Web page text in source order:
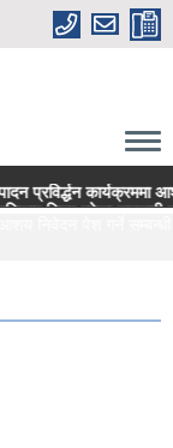
प्रविर्द्धन कार्यक्रममा
भित्र रहेका सहकारी